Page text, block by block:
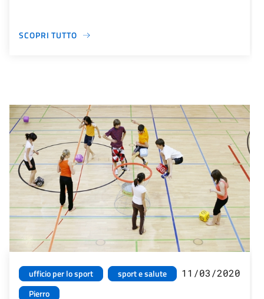
SCOPRI TUTTO
ufficio per lo sport
sport e salute
Pierro
11/03/2020